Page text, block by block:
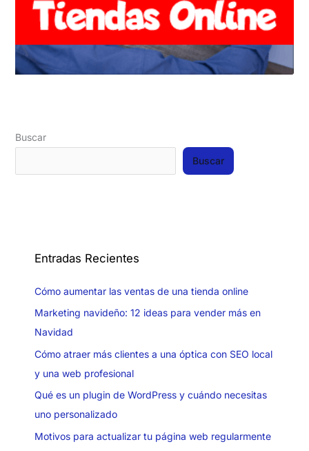
Buscar
Buscar
Entradas Recientes
Cómo aumentar las ventas de una tienda online
Marketing navideño: 12 ideas para vender más en
Navidad
Cómo atraer más clientes a una óptica con SEO local
y una web profesional
Qué es un plugin de WordPress y cuándo necesitas
uno personalizado
Motivos para actualizar tu página web regularmente